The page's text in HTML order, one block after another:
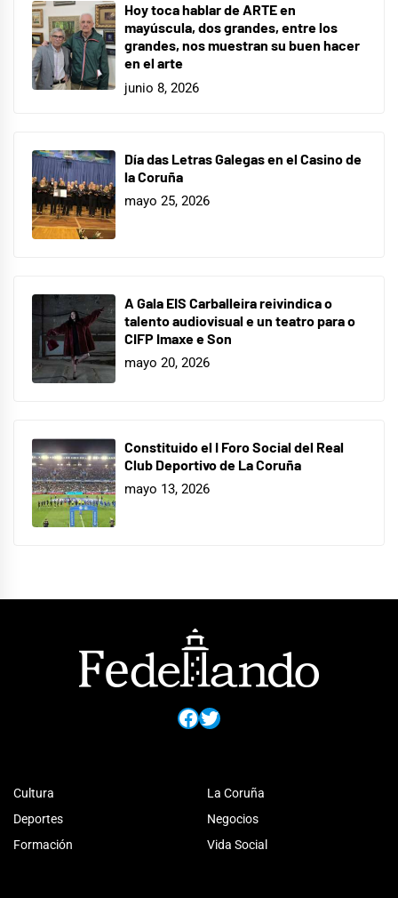
Hoy toca hablar de ARTE en
mayúscula, dos grandes, entre los
grandes, nos muestran su buen hacer
en el arte
junio 8, 2026
Día das Letras Galegas en el Casino de
la Coruña
mayo 25, 2026
A Gala EIS Carballeira reivindica o
talento audiovisual e un teatro para o
CIFP Imaxe e Son
mayo 20, 2026
Constituido el I Foro Social del Real
Club Deportivo de La Coruña
mayo 13, 2026
Facebook
Twitter
Cultura
Deportes
Formación
La Coruña
Negocios
Vida Social